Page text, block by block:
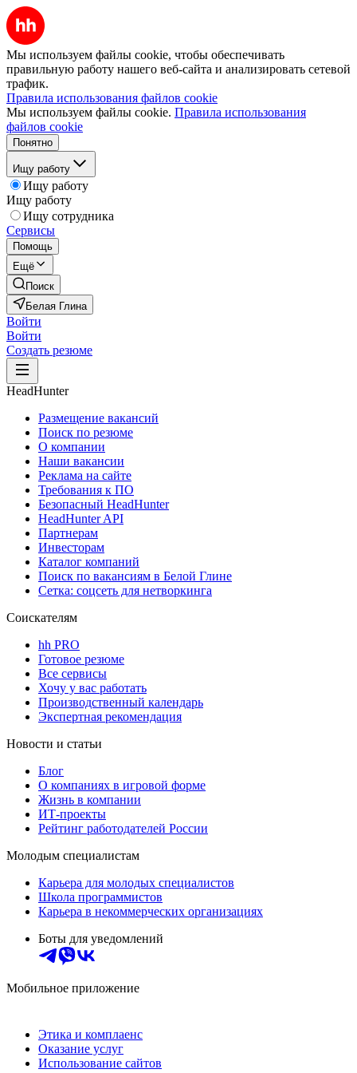
Мы используем файлы cookie, чтобы обеспечивать
правильную работу нашего веб-сайта и анализировать сетевой
трафик.
Правила использования файлов cookie
Мы используем файлы cookie. Правила использования
файлов cookie
Понятно
Ищу работу
Ищу работу
Ищу работу
Ищу сотрудника
Сервисы
Помощь
Ещё
Поиск
Белая Глина
Войти
Войти
Создать резюме
HeadHunter
Размещение вакансий
Поиск по резюме
О компании
Наши вакансии
Реклама на сайте
Требования к ПО
Безопасный HeadHunter
HeadHunter API
Партнерам
Инвесторам
Каталог компаний
Поиск по вакансиям в Белой Глине
Сетка: соцсеть для нетворкинга
Соискателям
hh PRO
Готовое резюме
Все сервисы
Хочу у вас работать
Производственный календарь
Экспертная рекомендация
Новости и статьи
Блог
О компаниях в игровой форме
Жизнь в компании
ИТ-проекты
Рейтинг работодателей России
Молодым специалистам
Карьера для молодых специалистов
Школа программистов
Карьера в некоммерческих организациях
Боты для уведомлений
Мобильное приложение
Этика и комплаенс
Оказание услуг
Использование сайтов